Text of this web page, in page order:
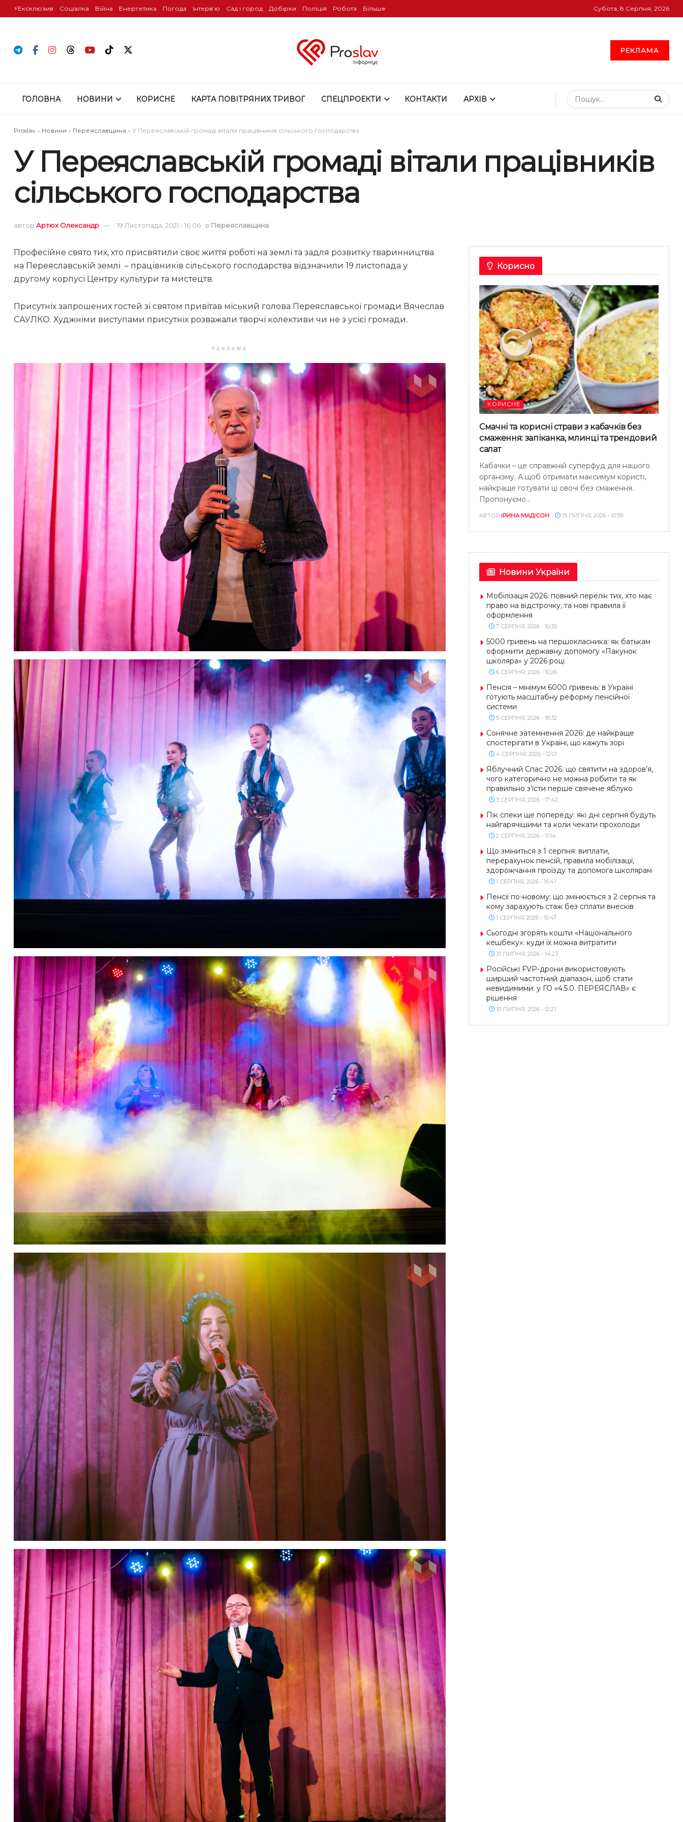
⚡️Ексклюзив Соціалка Війна Енергетика Погода Інтервʼю Сад і город Добірки Поліція Робота Більше Субота, 8 Серпня, 2026
РЕКЛАМА
ГОЛОВНА НОВИНИ КОРИСНЕ КАРТА ПОВІТРЯНИХ ТРИВОГ СПЕЦПРОЕКТИ КОНТАКТИ АРХІВ
Proslav » Новини » Переяславщина » У Переяславській громаді вітали працівників сільського господарства
У Переяславській громаді вітали працівників
сільського господарства
автор Артюх Олександр 19 Листопада, 2021 - 16:06 в Переяславщина
Професійне свято тих, хто присвятили своє життя роботі на землі та задля розвитку тваринництва
на Переяславській землі – працівників сільського господарства відзначили 19 листопада у
другому корпусі Центру культури та мистецтв.
Присутніх запрошених гостей зі святом привітав міський голова Переяславської громади Вячеслав
САУЛКО. Худжніми виступами присутніх розважали творчі колективи чи не з усієї громади.
РЕКЛАМА
Корисно
КОРИСНЕ
Смачні та корисні страви з кабачків без
смаження: запіканка, млинці та трендовий
салат
Кабачки – це справжній суперфуд для нашого
організму. А щоб отримати максимум користі,
найкраще готувати ці овочі без смаження.
Пропонуємо...
АВТОР ІРИНА МАДІСОН 15 ЛИПНЯ, 2026 - 10:59
Новини України
Мобілізація 2026: повний перелік тих, хто має
право на відстрочку, та нові правила її
оформлення
7 СЕРПНЯ, 2026 - 10:35
5000 гривень на першокласника: як батькам
оформити державну допомогу «Пакунок
школяра» у 2026 році
6 СЕРПНЯ, 2026 - 10:26
Пенсія – мінімум 6000 гривень: в Україні
готують масштабну реформу пенсійної
системи
5 СЕРПНЯ, 2026 - 18:32
Сонячне затемнення 2026: де найкраще
спостерігати в Україні, що кажуть зорі
4 СЕРПНЯ, 2026 - 12:01
Яблучний Спас 2026: що святити на здоров’я,
чого категорично не можна робити та як
правильно з’їсти перше свячене яблуко
3 СЕРПНЯ, 2026 - 17:42
Пік спеки ще попереду: які дні серпня будуть
найгарячішими та коли чекати прохолоди
2 СЕРПНЯ, 2026 - 11:14
Що зміниться з 1 серпня: виплати,
перерахунок пенсій, правила мобілізації,
здорожчання проїзду та допомога школярам
1 СЕРПНЯ, 2026 - 15:41
Пенсії по-новому: що змінюється з 2 серпня та
кому зарахують стаж без сплати внесків
1 СЕРПНЯ, 2026 - 10:47
Сьогодні згорять кошти «Національного
кешбеку»: куди їх можна витратити
31 ЛИПНЯ, 2026 - 14:23
Російські FVP-дрони використовують
ширший частотний діапазон, щоб стати
невидимими: у ГО «4.5.0. ПЕРЕЯСЛАВ» є
рішення
31 ЛИПНЯ, 2026 - 12:21